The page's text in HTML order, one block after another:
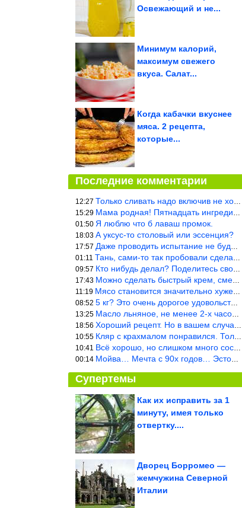
Освежающий и не...
Минимум калорий,
максимум свежего
вкуса. Салат...
Когда кабачки вкуснее
мяса. 2 рецепта,
которые...
Последние комментарии
12:27 Только сливать надо включив не холодную, а ГОРЯЧУЮ воду. Трубы в
15:29 Мама родная! Пятнадцать ингредиентов на пирожок!!!
01:50 Я люблю что б лаваш промок.
18:03 А уксус-то столовый или эссенция?
17:57 Даже проводить испытание не буду — в воду и потом быстро в раска
01:11 Тань, сами-то так пробовали сделать? Ерунда же получится. Нет, с
09:57 Кто нибудь делал? Поделитесь своими результатами!!!
17:43 Можно сделать быстрый крем, смешав 2 банки вареной сгущенки со с
11:19 Мясо становится значительно хуже, когда долго лежит в морозилке
08:52 5 кг? Это очень дорогое удовольствие, исходя из цен на эту ягоду
13:25 Масло льняное, не менее 2-х часов. Писать надо по делу и подробн
18:56 Хороший рецепт. Но в вашем случае шницель получится парено-варен
10:55 Кляр с крахмалом понравился. Только я бы в воду добавил бы молок
10:41 Всё хорошо, но слишком много составляющих.
00:14 Мойва… Мечта с 90х годов… Эстония
Супертемы
Мемы, после которых
Как их исправить за 1
минуту, имея только
отвертку....
Дворец Борромео —
жемчужина Северной
Италии